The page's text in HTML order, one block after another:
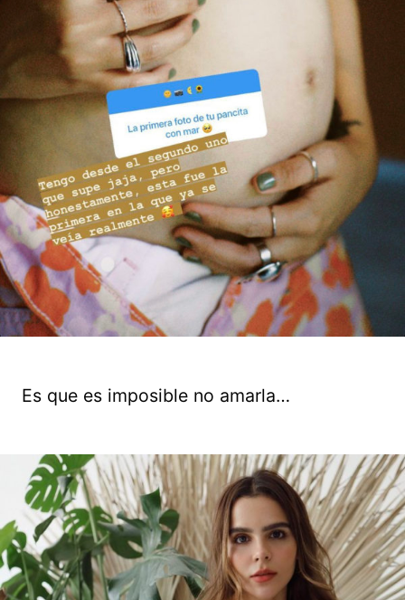
Es que es imposible no amarla…